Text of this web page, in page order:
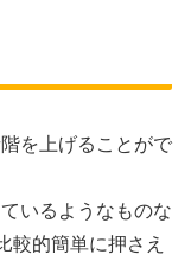
を上げることがで
いるようなものな
較的簡単に押さえ